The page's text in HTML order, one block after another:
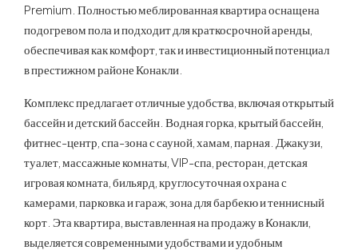
Premium. Полностью меблированная квартира оснащена
подогревом пола и подходит для краткосрочной аренды,
обеспечивая как комфорт, так и инвестиционный потенциал
в престижном районе Конакли.
Комплекс предлагает отличные удобства, включая открытый
бассейн и детский бассейн. Водная горка, крытый бассейн,
фитнес-центр, спа-зона с сауной, хамам, парная. Джакузи,
туалет, массажные комнаты, VIP-спа, ресторан, детская
игровая комната, бильярд, круглосуточная охрана с
камерами, парковка и гараж, зона для барбекю и теннисный
корт. Эта квартира, выставленная на продажу в Конакли,
выделяется современными удобствами и удобным